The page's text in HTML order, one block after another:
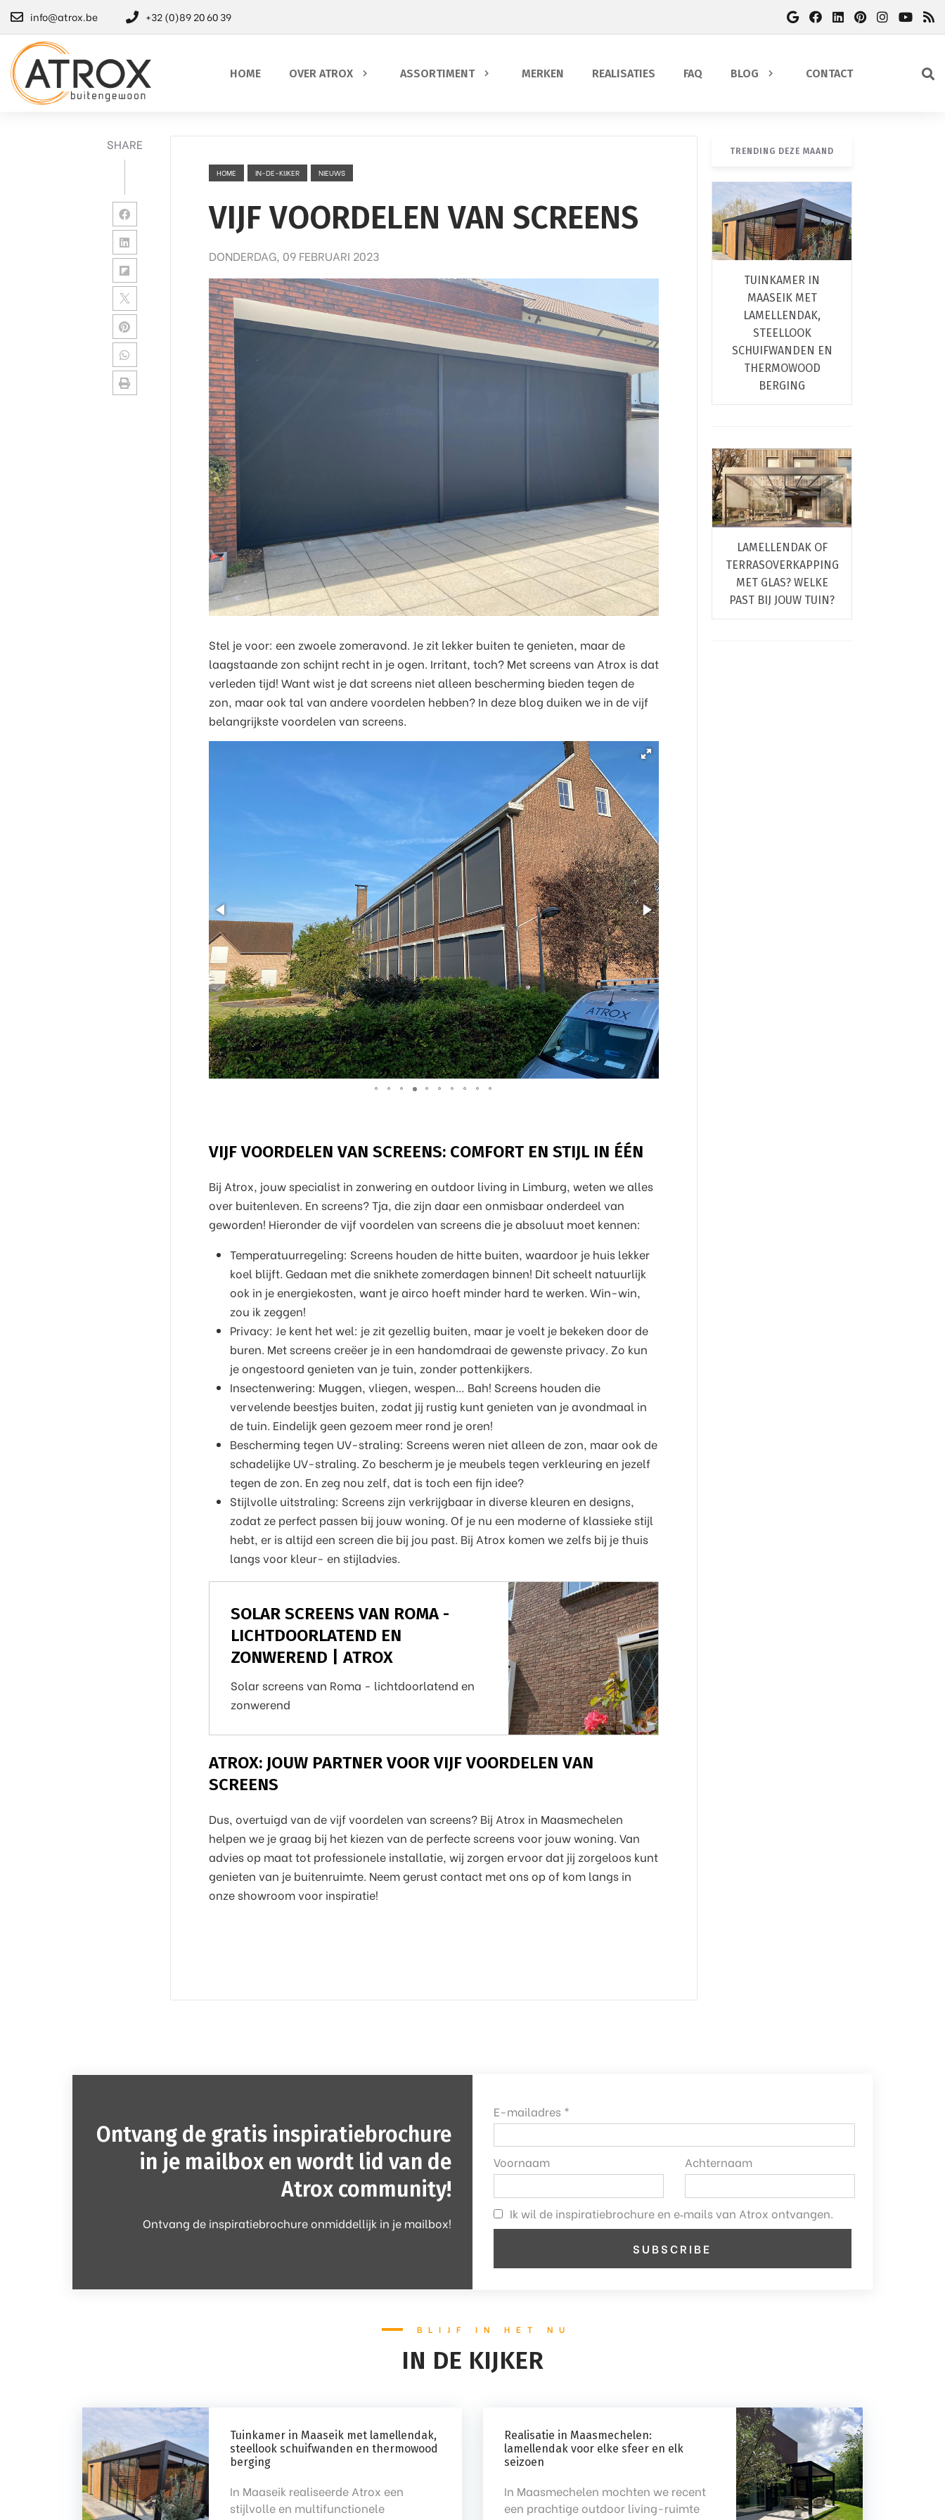
info@atrox.be +32 (0)89 20 60 39
HOME OVER ATROX ASSORTIMENT MERKEN REALISATIES FAQ BLOG CONTACT
SHARE
HOME IN-DE-KIJKER NIEUWS
VIJF VOORDELEN VAN SCREENS
DONDERDAG, 09 FEBRUARI 2023
Stel je voor: een zwoele zomeravond. Je zit lekker buiten te genieten, maar de
laagstaande zon schijnt recht in je ogen. Irritant, toch? Met screens van Atrox is dat
verleden tijd! Want wist je dat screens niet alleen bescherming bieden tegen de
zon, maar ook tal van andere voordelen hebben? In deze blog duiken we in de vijf
belangrijkste voordelen van screens.
VIJF VOORDELEN VAN SCREENS: COMFORT EN STIJL IN ÉÉN
Bij Atrox, jouw specialist in zonwering en outdoor living in Limburg, weten we alles
over buitenleven. En screens? Tja, die zijn daar een onmisbaar onderdeel van
geworden! Hieronder de vijf voordelen van screens die je absoluut moet kennen:
Temperatuurregeling: Screens houden de hitte buiten, waardoor je huis lekker
koel blijft. Gedaan met die snikhete zomerdagen binnen! Dit scheelt natuurlijk
ook in je energiekosten, want je airco hoeft minder hard te werken. Win-win,
zou ik zeggen!
Privacy: Je kent het wel: je zit gezellig buiten, maar je voelt je bekeken door de
buren. Met screens creëer je in een handomdraai de gewenste privacy. Zo kun
je ongestoord genieten van je tuin, zonder pottenkijkers.
Insectenwering: Muggen, vliegen, wespen… Bah! Screens houden die
vervelende beestjes buiten, zodat jij rustig kunt genieten van je avondmaal in
de tuin. Eindelijk geen gezoem meer rond je oren!
Bescherming tegen UV-straling: Screens weren niet alleen de zon, maar ook de
schadelijke UV-straling. Zo bescherm je je meubels tegen verkleuring en jezelf
tegen de zon. En zeg nou zelf, dat is toch een fijn idee?
Stijlvolle uitstraling: Screens zijn verkrijgbaar in diverse kleuren en designs,
zodat ze perfect passen bij jouw woning. Of je nu een moderne of klassieke stijl
hebt, er is altijd een screen die bij jou past. Bij Atrox komen we zelfs bij je thuis
langs voor kleur- en stijladvies.
SOLAR SCREENS VAN ROMA -
LICHTDOORLATEND EN
ZONWEREND | ATROX
Solar screens van Roma - lichtdoorlatend en
zonwerend
ATROX: JOUW PARTNER VOOR VIJF VOORDELEN VAN
SCREENS
Dus, overtuigd van de vijf voordelen van screens? Bij Atrox in Maasmechelen
helpen we je graag bij het kiezen van de perfecte screens voor jouw woning. Van
advies op maat tot professionele installatie, wij zorgen ervoor dat jij zorgeloos kunt
genieten van je buitenruimte. Neem gerust contact met ons op of kom langs in
onze showroom voor inspiratie!
TRENDING DEZE MAAND
TUINKAMER IN
MAASEIK MET
LAMELLENDAK,
STEELLOOK
SCHUIFWANDEN EN
THERMOWOOD
BERGING
LAMELLENDAK OF
TERRASOVERKAPPING
MET GLAS? WELKE
PAST BIJ JOUW TUIN?
Ontvang de gratis inspiratiebrochure
in je mailbox en wordt lid van de
Atrox community!
Ontvang de inspiratiebrochure onmiddellijk in je mailbox!
E-mailadres *
Voornaam Achternaam
Ik wil de inspiratiebrochure en e‑mails van Atrox ontvangen.
BLIJF IN HET NU
IN DE KIJKER
Tuinkamer in Maaseik met lamellendak,
steellook schuifwanden en thermowood
berging
In Maaseik realiseerde Atrox een
stijlvolle en multifunctionele
Realisatie in Maasmechelen:
lamellendak voor elke sfeer en elk
seizoen
In Maasmechelen mochten we recent
een prachtige outdoor living-ruimte